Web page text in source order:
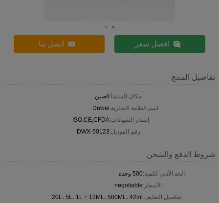
افضل سعر اتصل بنا
تفاصيل المنتج
مكان المنشأ:الصين
اسم العلامة التجارية:Dewei
إصدار الشهادات:ISO,CE,CFDA
رقم الموديل:DWX-50123
شروط الدفع والشحن
الحد الأدنى لكمية:500 وحدة
الأسعار:negotiable
تفاصيل التغليف:20L، 5L، 1L + 12ML، 500ML، 42ml